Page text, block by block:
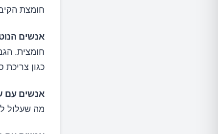
חומצת
אנשים
חומצית.
כגון
אנשים עם
מה שעלול